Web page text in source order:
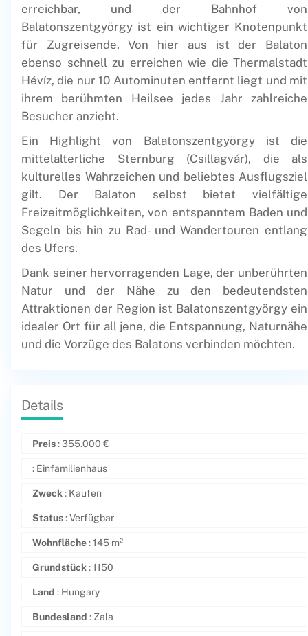
erreichbar, und der Bahnhof von
Balatonszentgyörgy ist ein wichtiger Knotenpunkt
für Zugreisende. Von hier aus ist der Balaton
ebenso schnell zu erreichen wie die Thermalstadt
Hévíz, die nur 10 Autominuten entfernt liegt und mit
ihrem berühmten Heilsee jedes Jahr zahlreiche
Besucher anzieht.
Ein Highlight von Balatonszentgyörgy ist die
mittelalterliche Sternburg (Csillagvár), die als
kulturelles Wahrzeichen und beliebtes Ausflugsziel
gilt. Der Balaton selbst bietet vielfältige
Freizeitmöglichkeiten, von entspanntem Baden und
Segeln bis hin zu Rad- und Wandertouren entlang
des Ufers.
Dank seiner hervorragenden Lage, der unberührten
Natur und der Nähe zu den bedeutendsten
Attraktionen der Region ist Balatonszentgyörgy ein
idealer Ort für all jene, die Entspannung, Naturnähe
und die Vorzüge des Balatons verbinden möchten.
Details
Preis:355.000 €
: Einfamilienhaus
Zweck: Kaufen
Status: Verfügbar
Wohnfläche: 145 m²
Grundstück: 1150
Land : Hungary
Bundesland : Zala